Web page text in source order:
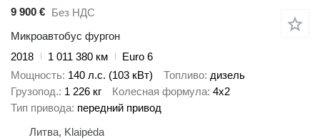
9 900 € Без НДС
Микроавтобус фургон
2018
1 011 380 км
Euro 6
Мощность 140 л.с. (103 кВт) Топливо дизель
Грузопод. 1 226 кг Колесная формула 4x2
Тип привода передний привод
Литва, Klaipėda